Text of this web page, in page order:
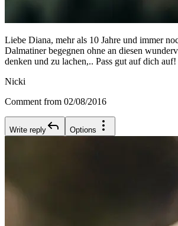
Liebe Diana, mehr als 10 Jahre und immer
Dalmatiner begegnen ohne an diesen
denken und zu lachen,.. Pass gut auf dich auf!
Nicki
Comment from 02/08/2016
Write reply Options